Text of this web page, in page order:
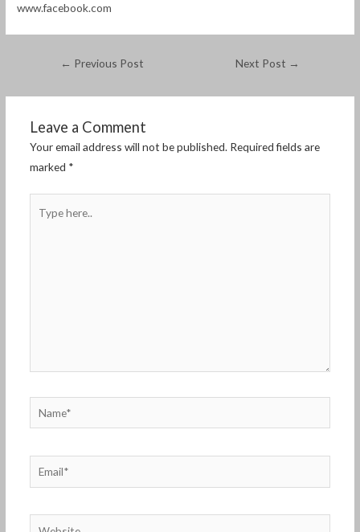
www.facebook.com
← Previous Post Next Post →
Leave a Comment
Your email address will not be published. Required fields are
marked *
here..
Name*
Email*
Website